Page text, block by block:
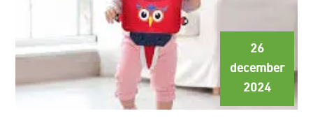
26
december
2024